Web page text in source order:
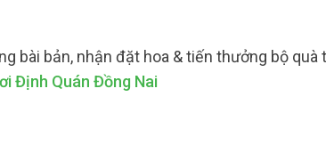
bài bản, nhận đặt hoa & tiến thưởng bộ
Định Quán Đồng Nai